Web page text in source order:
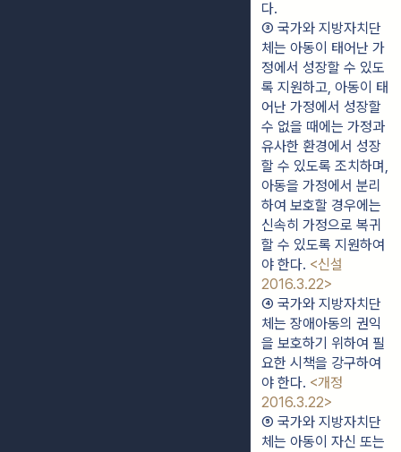
다.
③ 국가와 지방자치단
체는 아동이 태어난 가
정에서 성장할 수 있도
록 지원하고, 아동이 태
어난 가정에서 성장할
수 없을 때에는 가정과
유사한 환경에서 성장
할 수 있도록 조치하며,
아동을 가정에서 분리
하여 보호할 경우에는
신속히 가정으로 복귀
할 수 있도록 지원하여
야 한다. <신설
2016.3.22>
④ 국가와 지방자치단
체는 장애아동의 권익
을 보호하기 위하여 필
요한 시책을 강구하여
야 한다. <개정
2016.3.22>
⑤ 국가와 지방자치단
체는 아동이 자신 또는